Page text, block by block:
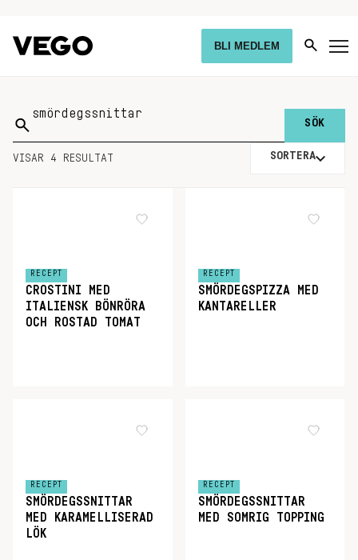
BLI MEDLEM
Sök
på:
VISAR 4 RESULTAT SORTERA
RECEPT
CROSTINI MED
ITALIENSK BÖNRÖRA
OCH ROSTAD TOMAT
RECEPT
SMÖRDEGSPIZZA MED
KANTARELLER
RECEPT
SMÖRDEGSSNITTAR
MED KARAMELLISERAD
LÖK
RECEPT
SMÖRDEGSSNITTAR
MED SOMRIG TOPPING